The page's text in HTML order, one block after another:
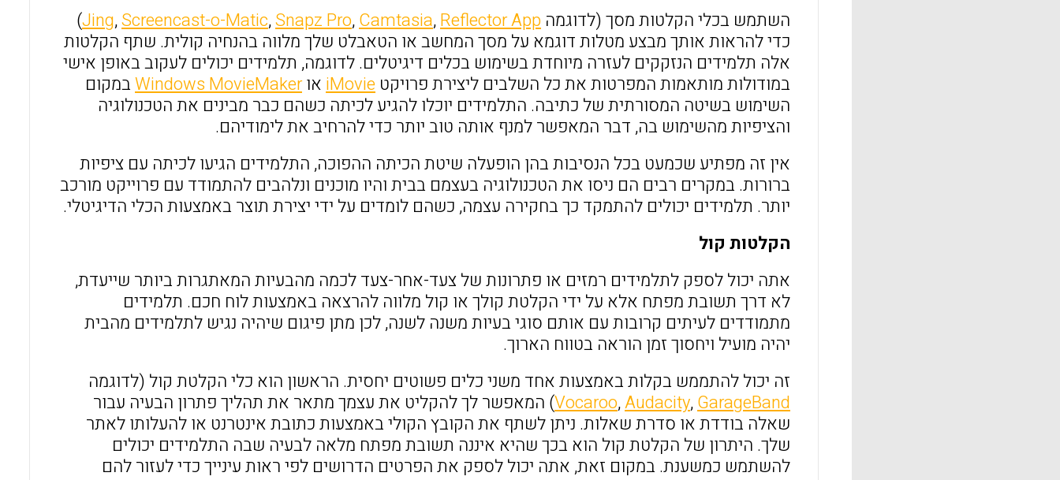
השתמש בכלי הקלטות מסך (לדוגמה
Jing,Screencast-o-Matic,Snapz Pro,Camtasia,Reflector App
)
כדי להראות אותך מבצע מטלות דוגמא על מסך המחשב או הטאבלט שלך מלווה בהנחיה קולית. שתף הקלטות
אלה תלמידים הנזקקים לעזרה מיוחדת בשימוש בכלים דיגיטלים. לדוגמה, תלמידים יכולים לעקוב באופן אישי
במודולות מותאמות המפרטות את כל השלבים ליצירת פרויקט iMovie אוWindows MovieMakerבמקום
השימוש בשיטה המסורתית של כתיבה. התלמידים יוכלו להגיע לכיתה כשהם כבר מבינים את הטכנולוגיה
והציפיות מהשימוש בה, דבר המאפשר למנף אותה טוב יותר כדי להרחיב את לימודיהם.
אין זה מפתיע שכמעט בכל הנסיבות בהן הופעלה שיטת הכיתה ההפוכה, התלמידים הגיעו לכיתה עם ציפיות
ברורות. במקרים רבים הם ניסו את הטכנולוגיה בעצמם בבית והיו מוכנים ונלהבים להתמודד עם פרוייקט מורכב
יותר. תלמידים יכולים להתמקד כך בחקירה עצמה, כשהם לומדים על ידי יצירת תוצר באמצעות הכלי הדיגיטלי.
הקלטות קול
אתה יכול לספק לתלמידים רמזים או פתרונות של צעד-אחר-צעד לכמה מהבעיות המאתגרות ביותר שייעדת,
לא דרך תשובת מפתח אלא על ידי הקלטת קולך או קול מלווה להרצאה באמצעות לוח חכם. תלמידים
מתמודדים לעיתים קרובות עם אותם סוגי בעיות משנה לשנה, לכן מתן פיגום שיהיה נגיש לתלמידים מהבית
יהיה מועיל ויחסוך זמן הוראה בטווח הארוך.
זה יכול להתממש בקלות באמצעות אחד משני כלים פשוטים יחסית. הראשון הוא כלי הקלטת קול (לדוגמה
Vocaroo,Audacity,GarageBand
) המאפשר לך להקליט את עצמך מתאר את תהליך פתרון הבעיה עבור
שאלה בודדת או סדרת שאלות. ניתן לשתף את הקובץ הקולי באמצעות כתובת אינטרנט או להעלותו לאתר
שלך. היתרון של הקלטת קול הוא בכך שהיא איננה תשובת מפתח מלאה לבעיה שבה התלמידים יכולים
להשתמש כמשענת. במקום זאת, אתה יכול לספק את הפרטים הדרושים לפי ראות עינייך כדי לעזור להם